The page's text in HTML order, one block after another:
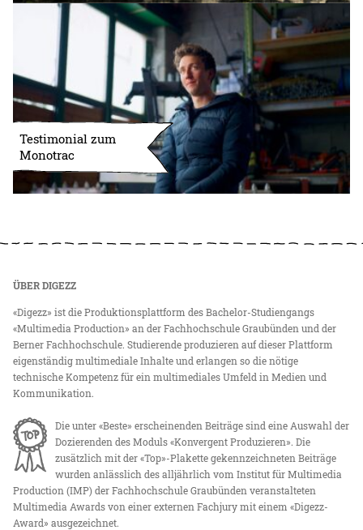
Testimonial zum
Monotrac
ÜBER DIGEZZ
«Digezz» ist die Produktionsplattform des Bachelor-Studiengangs
«Multimedia Production» an der Fachhochschule Graubünden und der
Berner Fachhochschule. Studierende produzieren auf dieser Plattform
eigenständig multimediale Inhalte und erlangen so die nötige
technische Kompetenz für ein multimediales Umfeld in Medien und
Kommunikation.
Die unter «Beste» erscheinenden Beiträge sind eine Auswahl der
Dozierenden des Moduls «Konvergent Produzieren». Die
zusätzlich mit der «Top»-Plakette gekennzeichneten Beiträge
wurden anlässlich des alljährlich vom Institut für Multimedia
Production (IMP) der Fachhochschule Graubünden veranstalteten
Multimedia Awards von einer externen Fachjury mit einem «Digezz-
Award» ausgezeichnet.